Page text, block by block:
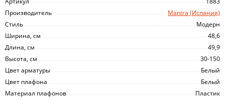
Производитель
Mantra (Испания)
Стиль
Модерн
Ширина, см
48,6
Длина, см
49,9
Высота, см
30-150
Цвет арматуры
Белый
Цвет плафона
Белый
Материал плафонов
Пластик